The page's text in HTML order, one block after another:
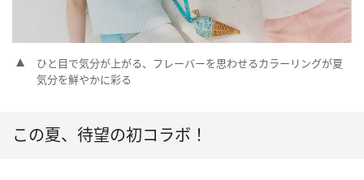
ひと目で気分が上がる、フレーバーを思わせるカラーリングが夏
気分を鮮やかに彩る
この夏、待望の初コラボ！